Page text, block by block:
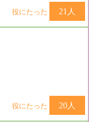
役にたった 21人
役にたった 20人